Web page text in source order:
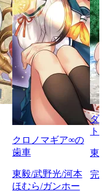
クロノマギア∞の
歯車
東毅/武野光/河本
ほむら/ガンホー
ダ
ト
東
完